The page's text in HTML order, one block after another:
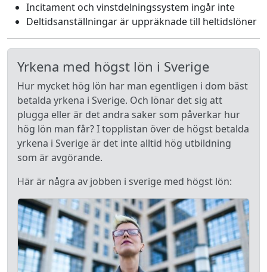
Incitament och vinstdelningssystem ingår inte
Deltidsanställningar är uppräknade till heltidslöner
Yrkena med högst lön i Sverige
Hur mycket hög lön har man egentligen i dom bäst
betalda yrkena i Sverige. Och lönar det sig att
plugga eller är det andra saker som påverkar hur
hög lön man får? I topplistan över de högst betalda
yrkena i Sverige är det inte alltid hög utbildning
som är avgörande.
Här är några av jobben i sverige med högst lön: